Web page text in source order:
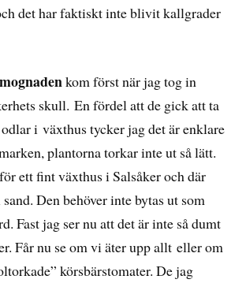
det har faktiskt inte blivit kallgrader
kom först när jag tog in
skull. En fördel att de gick att ta
i växthus tycker jag det är enklare
plantorna torkar inte ut så lätt.
ett fint växthus i Salsåker och där
Den behöver inte bytas ut som
Fast jag ser nu att det är inte så dumt
Får nu se om vi äter upp allt eller om
körsbärstomater. De jag